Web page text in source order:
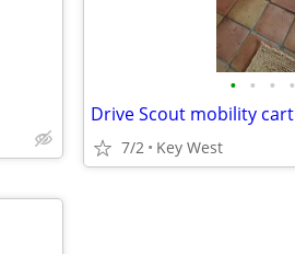
• • • •
Drive Scout mobility cart
7/2 Key West